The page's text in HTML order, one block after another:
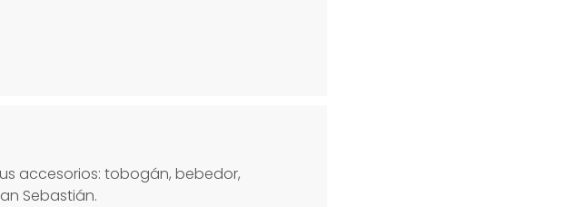
accesorios: tobogán, bebedor,
Sebastián.